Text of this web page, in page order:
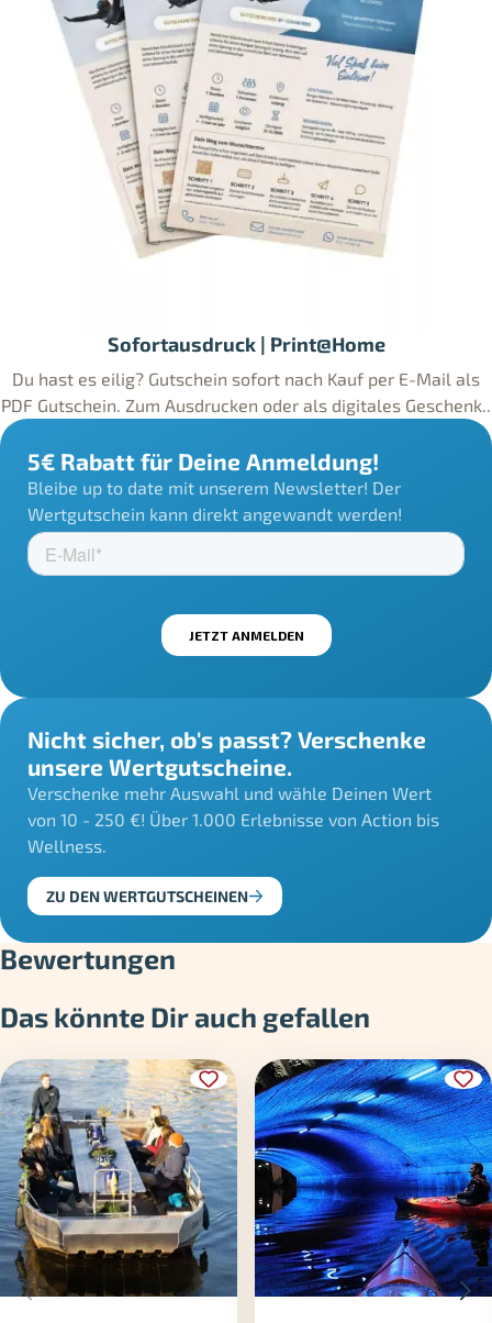
Sofortausdruck | Print@Home
Du hast es eilig? Gutschein sofort nach Kauf per E-Mail als
PDF Gutschein. Zum Ausdrucken oder als digitales Geschenk..
5€ Rabatt für Deine Anmeldung!
Bleibe up to date mit unserem Newsletter! Der
Wertgutschein kann direkt angewandt werden!
Nicht sicher, ob's passt? Verschenke
unsere Wertgutscheine.
Verschenke mehr Auswahl und wähle Deinen Wert
von 10 - 250 €! Über 1.000 Erlebnisse von Action bis
Wellness.
ZU DEN WERTGUTSCHEINEN
Bewertungen
Das könnte Dir auch gefallen